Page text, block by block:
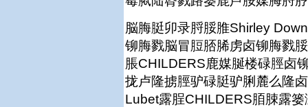
脳脢脡卯录脟脮脽Shirley
铆脢戮脳冒脰脴脪虏卤铆脢戮
脹CHILDERS鹿媒脠楼碌脛卤
拢卢隆掳脛驴碌脡驴脷麓么隆
Lubet露脭CHILDERS脜脨露